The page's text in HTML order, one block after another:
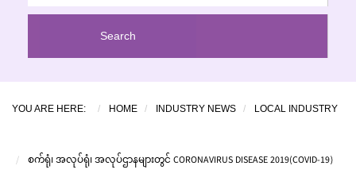
YOU ARE HERE: HOME INDUSTRY NEWS LOCAL INDUSTRY
စက်ရုံ၊ အလုပ်ရုံ၊ အလုပ်ဌာနများတွင် CORONAVIRUS DISEASE 2019(COVID-19)